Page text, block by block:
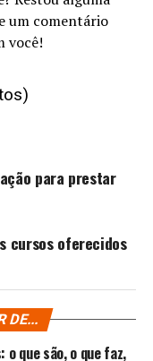
um comentário
você!
para prestar
cursos oferecidos
DE...
que são, o que faz,